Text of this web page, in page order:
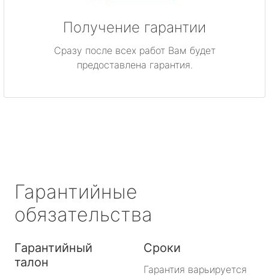
Получение гарантии
Сразу после всех работ Вам будет
предоставлена гарантия.
Гарантийные
обязательства
Гарантийный
талон
Сроки
Гарантия варьируется